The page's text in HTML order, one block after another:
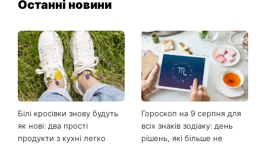
Останні новини
Білі кросівки знову будуть
як нові: два прості
продукти з кухні легко
Гороскоп на 9 серпня для
всіх знаків зодіаку: день
рішень, які більше не